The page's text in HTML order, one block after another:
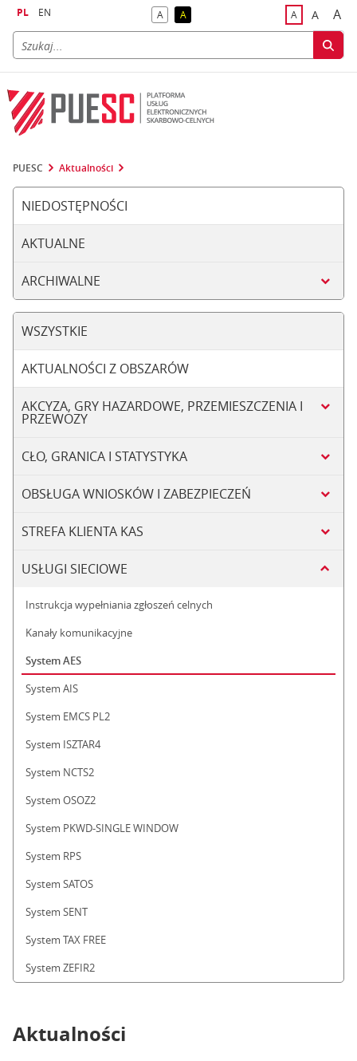
PL EN Akontrast domyślny
Akontrast żółty tekst na czarnym tle
Adomyślna
A A
PUESC Aktualności
NIEDOSTĘPNOŚCI
AKTUALNE
ARCHIWALNE
WSZYSTKIE
AKTUALNOŚCI Z OBSZARÓW
AKCYZA, GRY HAZARDOWE, PRZEMIESZCZENIA I
PRZEWOZY
CŁO, GRANICA I STATYSTYKA
OBSŁUGA WNIOSKÓW I ZABEZPIECZEŃ
STREFA KLIENTA KAS
USŁUGI SIECIOWE
Instrukcja wypełniania zgłoszeń celnych
Kanały komunikacyjne
System AES
System AIS
System EMCS PL2
System ISZTAR4
System NCTS2
System OSOZ2
System PKWD-SINGLE WINDOW
System RPS
System SATOS
System SENT
System TAX FREE
System ZEFIR2
Aktualności